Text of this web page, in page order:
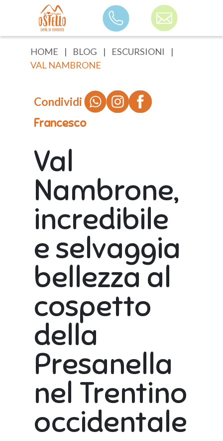
Struttura
Vacanze a tema
Chi siamo
Blog
Contatti
Lavora con noi
Studenti universitari
FAQ
HOME | BLOG | ESCURSIONI
|
VAL NAMBRONE
Condividi
Francesco
Val
Nambrone,
incredibile
e selvaggia
bellezza al
cospetto
della
Presanella
nel Trentino
occidentale